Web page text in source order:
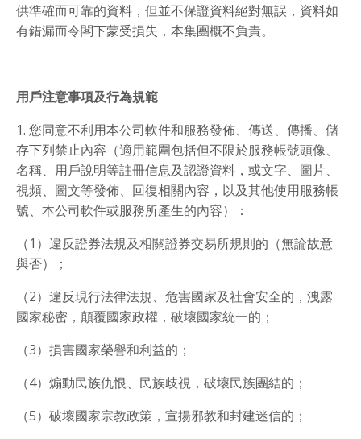
供準確而可靠的資料，但並不保證資料絕對無誤，資料如
有錯漏而令閣下蒙受損失，本集團概不負責。
用戶注意事項及行為規範
1. 您同意不利用本公司軟件和服務發佈、傳送、傳播、儲
存下列禁止內容（適用範圍包括但不限於服務帳號頭像、
名稱、用戶說明等註冊信息及認證資料，或文字、圖片、
視頻、圖文等發佈、回復相關內容，以及其他使用服務帳
號、本公司軟件或服務所產生的內容）：
（1）違反證券法規及相關證券交易所規則的（無論故意
與否）；
（2）違反現行法律法規、危害國家及社會安全的，洩露
國家秘密，顛覆國家政權，破壞國家統一的；
（3）損害國家榮譽和利益的；
（4）煽動民族仇恨、民族歧視，破壞民族團結的；
（5）破壞國家宗教政策，宣揚邪教和封建迷信的；